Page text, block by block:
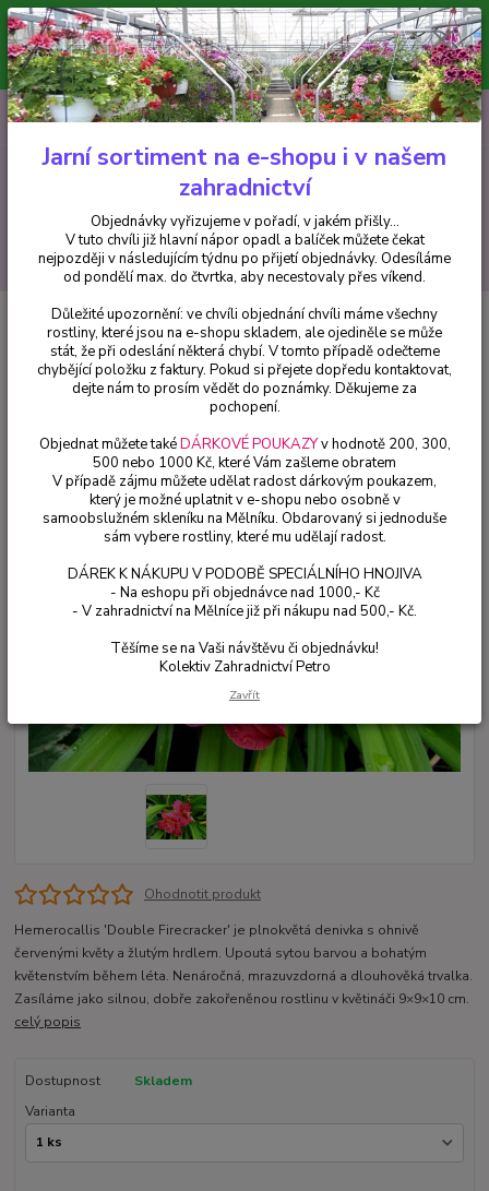
Minimální hodnota pro odeslání z e-shopu je 300 Kč.
V tuto chvíli již hlavní nápor objednávek opadl a balíček můžete čekat
nejpozději v následujícím týdnu po přijetí objednávky. Objednávky
vyřizujeme v pořadí, v jakém přišly...
CZK
Hledat
+420 602 223 614 0ks
za0 Kč
Hemerocallis - Denivky Hemerocallis Double Fire Cracker - 1 ks
Hemerocallis Double Fire Cracker
- 1 ks
Ohodnotit produkt
Hemerocallis 'Double Firecracker' je plnokvětá denivka s ohnivě
červenými květy a žlutým hrdlem. Upoutá sytou barvou a bohatým
květenstvím během léta. Nenáročná, mrazuvzdorná a dlouhověká trvalka.
Zasíláme jako silnou, dobře zakořeněnou rostlinu v květináči 9×9×10 cm.
celý popis
Dostupnost
Skladem
Varianta
Jarní sortiment na e-shopu i v našem
zahradnictví
Objednávky vyřizujeme v pořadí, v jakém přišly...
V tuto chvíli již hlavní nápor opadl a balíček můžete čekat
nejpozději v následujícím týdnu po přijetí objednávky. Odesíláme
od pondělí max. do čtvrtka, aby necestovaly přes víkend.
Důležité upozornění: ve chvíli objednání chvíli máme všechny
rostliny, které jsou na e-shopu skladem, ale ojediněle se může
stát, že při odeslání některá chybí. V tomto případě odečteme
chybějící položku z faktury. Pokud si přejete dopředu kontaktovat,
dejte nám to prosím vědět do poznámky. Děkujeme za
pochopení.
Objednat můžete takéDÁRKOVÉ POUKAZYv hodnotě 200, 300,
500 nebo 1000 Kč, které Vám zašleme obratem
V případě zájmu můžete udělat radost dárkovým poukazem,
který je možné uplatnit v e-shopu nebo osobně v
samoobslužném skleníku na Mělníku. Obdarovaný si jednoduše
sám vybere rostliny, které mu udělají radost.
DÁREK K NÁKUPU V PODOBĚ SPECIÁLNÍHO HNOJIVA
- Na eshopu při objednávce nad 1000,- Kč
- V zahradnictví na Mělníce již při nákupu nad 500,- Kč.
Těšíme se na Vaši návštěvu či objednávku!
Kolektiv Zahradnictví Petro
Zavřít